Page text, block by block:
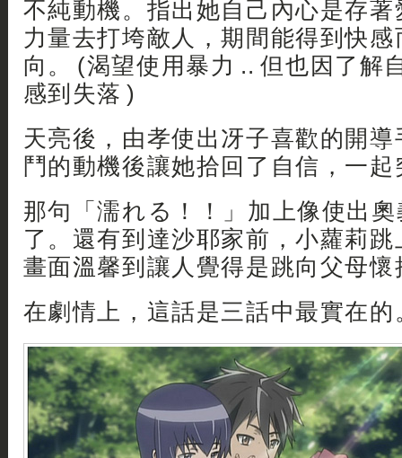
不純動機。指出她自己內心是存
力量去打垮敵人，期間能得到快
向。 (渴望使用暴力 .. 但也因了解
感到失落 )
天亮後，由孝使出冴子喜歡的開
鬥的動機後讓她拾回了自信，一
那句「濡れる！！」加上像使出
了。還有到達沙耶家前，小蘿莉
畫面溫馨到讓人覺得是跳向父母
在劇情上，這話是三話中最實在的